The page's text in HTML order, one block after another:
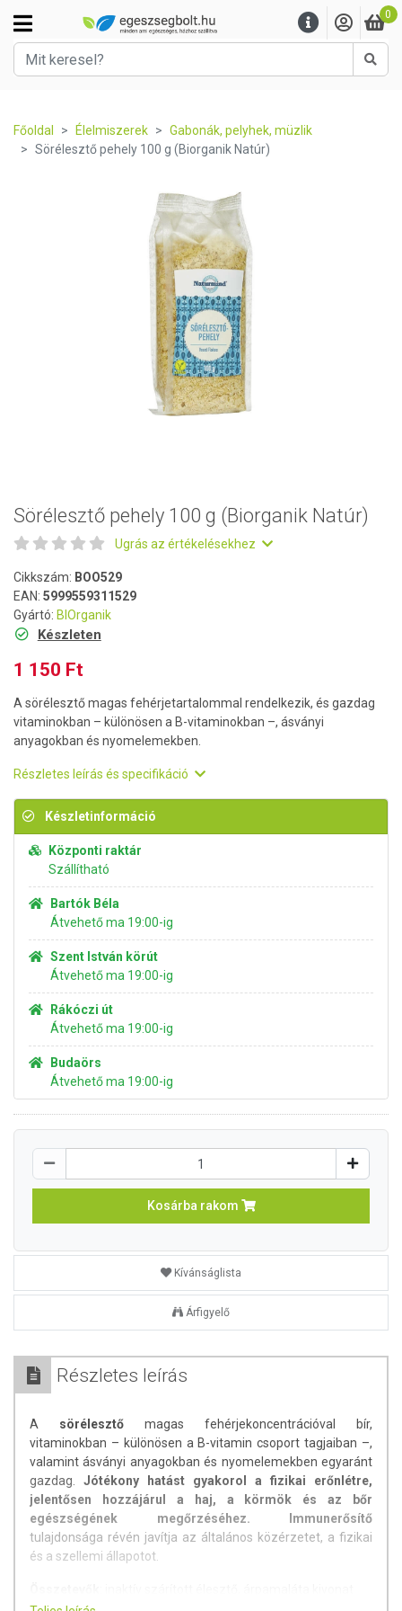
0
Főoldal Élelmiszerek
Gabonák, pelyhek, müzlik
Sörélesztő pehely 100 g (Biorganik Natúr)
Sörélesztő pehely 100 g (Biorganik Natúr)
Ugrás az értékelésekhez
Cikkszám: BOO529
EAN: 5999559311529
Gyártó: BIOrganik
Készleten
1 150 Ft
A sörélesztő magas fehérjetartalommal rendelkezik, és gazdag
vitaminokban – különösen a B-vitaminokban –, ásványi
anyagokban és nyomelemekben.
Részletes leírás és specifikáció
Készletinformáció
Központi raktár
Szállítható
Bartók Béla
Átvehető ma 19:00-ig
Szent István körút
Átvehető ma 19:00-ig
Rákóczi út
Átvehető ma 19:00-ig
Budaörs
Átvehető ma 19:00-ig
Kosárba rakom
Kívánságlista
Árfigyelő
Részletes leírás
A sörélesztő magas fehérjekoncentrációval bír,
vitaminokban – különösen a B-vitamin csoport tagjaiban –,
valamint ásványi anyagokban és nyomelemekben egyaránt
gazdag. Jótékony hatást gyakorol a fizikai erőnlétre,
jelentősen hozzájárul a haj, a körmök és az bőr
egészségének megőrzéséhez. Immunerősítő
tulajdonsága révén javítja az általános közérzetet, a fizikai
és a szellemi állapotot.